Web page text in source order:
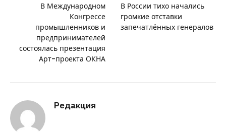
В Международном
Конгрессе
промышленников и
предпринимателей
состоялась презентация
Арт-проекта ОКНА
В России тихо начались
громкие отставки
запечатлённых генералов
Редакция